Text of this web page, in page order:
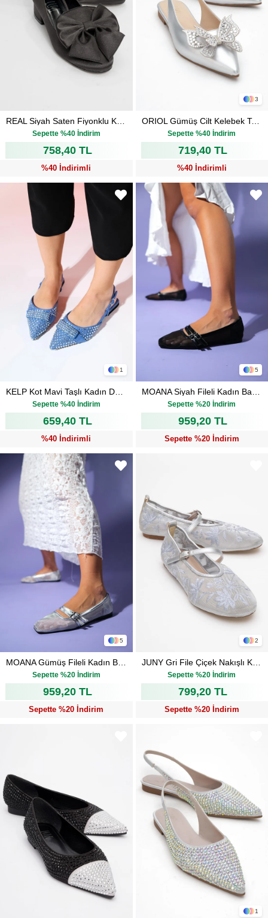
₺1.264,00
Sepette %40 İndirim
758,40 TL
%40 İndirimli
3
ORIOL Gümüş Cilt Kelebek Taşlı Sivri Burun Arkası Açık Kadın Babet Ayakkabı
₺1.199,00
Sepette %40 İndirim
719,40 TL
%40 İndirimli
1
₺1.099,00
Sepette %40 İndirim
659,40 TL
%40 İndirimli
5
₺1.199,00
Sepette %20 İndirim
959,20 TL
Sepette %20 İndirim
5
₺1.199,00
Sepette %20 İndirim
959,20 TL
Sepette %20 İndirim
2
JUNY Gri File Çiçek Nakışlı Kadın Babet Ayakkabı
₺999,00Sepette %20 İndirim
799,20 TL
Sepette %20 İndirim
1